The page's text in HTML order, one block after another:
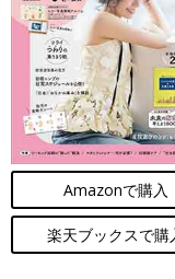
Amazonで購入
楽天ブックスで購